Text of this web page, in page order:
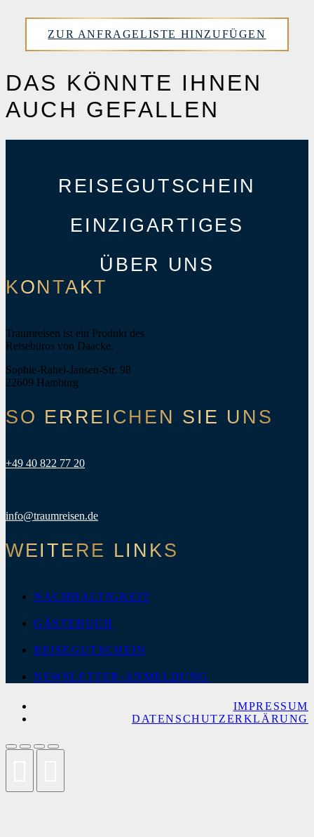
ZUR ANFRAGELISTE HINZUFÜGEN
DAS KÖNNTE IHNEN
AUCH GEFALLEN
REISEGUTSCHEIN
EINZIGARTIGES
ÜBER UNS
KONTAKT
Traumreisen ist ein Produkt des
Reisebüros von Daacke.
Sophie-Rahel-Jansen-Str. 98
22609 Hamburg
SO ERREICHEN SIE UNS
+49 40 822 77 20
info@traumreisen.de
WEITERE LINKS
NACHHALTIGKEIT
GÄSTEBUCH
REISEGUTSCHEIN
NEWSLETTER-ANMELDUNG
IMPRESSUM
DATENSCHUTZERKLÄRUNG